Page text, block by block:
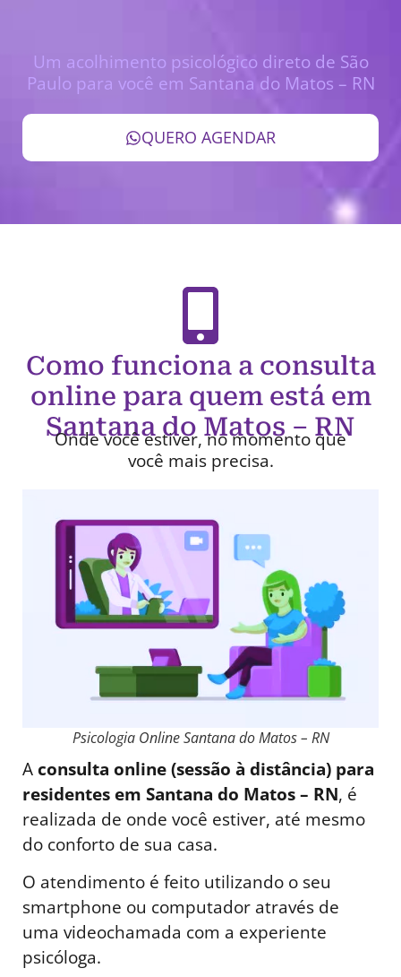
Um acolhimento psicológico direto de São
Paulo para você em Santana do Matos – RN
QUERO AGENDAR
Como funciona a consulta
online para quem está em
Santana do Matos – RN
Onde você estiver, no momento que
você mais precisa.
Psicologia Online Santana do Matos – RN
Aconsulta online (sessão à distância) para
residentes em Santana do Matos – RN, é
realizada de onde você estiver, até mesmo
do conforto de sua casa.
O atendimento é feito utilizando o seu
smartphone ou computador através de
uma videochamada com a experiente
psicóloga.